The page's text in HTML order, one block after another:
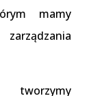
mamy